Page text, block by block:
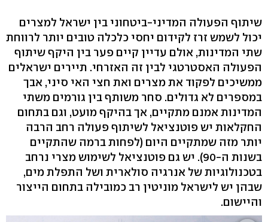
שיתוף הפעולה המדיני-ביטחוני בין ישראל למצרים
יכול לשמש זרז לקידום יחסי כלכלה טובים יותר לרווחת
שתי המדינות, אולם עדיין קיים פער בין היקף שיתוף
הפעולה האסטרטגי לבין זה האזרחי. תיירים ישראלים
ממשיכים לפקוד את מצרים ואת חצי האי סיני, אבך
במספרים לא גדולים. סחר משותף בין גורמים משתי
המדינות אמנם מתקיים, אך בהיקף מועט, וגם בתחום
החקלאות יש פוטנציאל לשיתוף פעולה רחב הרבה
יותר מזה שמתקיים היום (לפחות ברמה שהתקיים
בשנות ה-90). יש גם פוטנציאל לשימוש מצרי נרחב
בטכנולוגיות של אנרגיה סולארית ושל התפלת מים,
שבהן יש לישראל מוניטין רב כמובילה בתחום הייצור
והיישום.